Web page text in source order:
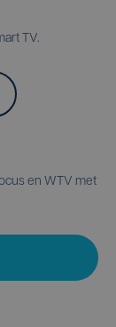
TV.
en WTV met